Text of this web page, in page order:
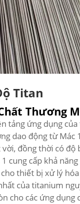
Titan
Thương
tảng ứng dụng
dao động từ Mác
đồng thời có
cung cấp khả
thiết bị xử lý
của titanium
cho các ứng dụng